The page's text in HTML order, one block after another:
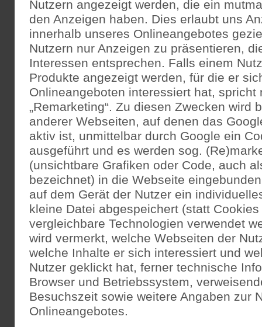
Nutzern angezeigt werden, die ein
den Anzeigen haben. Dies erlaubt uns
innerhalb unseres Onlineangebotes
Nutzern nur Anzeigen zu präsentieren,
Interessen entsprechen. Falls einem
Produkte angezeigt werden, für die er
Onlineangeboten interessiert hat, spricht
„Remarketing“. Zu diesen Zwecken wird
anderer Webseiten, auf denen das
aktiv ist, unmittelbar durch Google ein
ausgeführt und es werden sog.
(unsichtbare Grafiken oder Code, auch
bezeichnet) in die Webseite
auf dem Gerät der Nutzer ein
kleine Datei abgespeichert (statt
vergleichbare Technologien verwendet
wird vermerkt, welche Webseiten der
welche Inhalte er sich interessiert und
Nutzer geklickt hat, ferner technische
Browser und Betriebssystem,
Besuchszeit sowie weitere Angaben zur
Onlineangebotes.